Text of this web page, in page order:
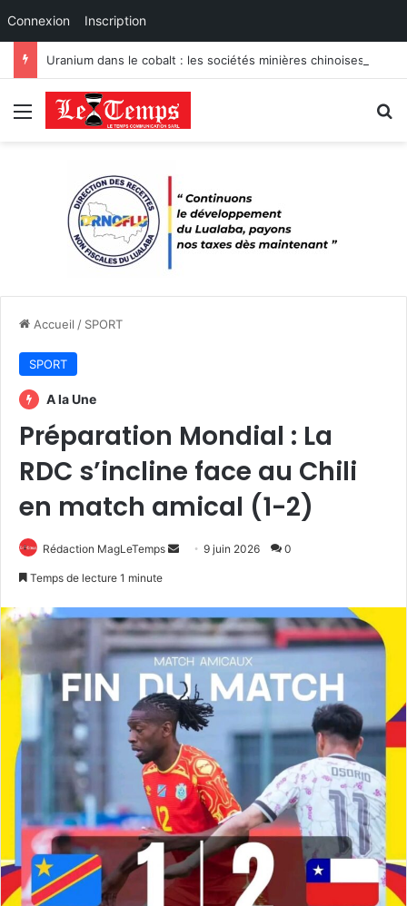
Connexion Inscription
Menu
Accueil / SPORT
SPORT
A la Une
Préparation Mondial : La
RDC s’incline face au Chili
en match amical (1-2)
Rédaction MagLeTemps
Envoyer9 juin 2026 0
Temps de lecture 1 minute